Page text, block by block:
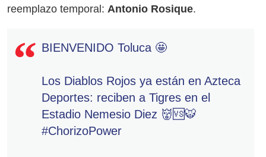
reemplazo temporal: Antonio Rosique.
BIENVENIDO Toluca 🤩
Los Diablos Rojos ya están en Azteca
Deportes: reciben a Tigres en el
Estadio Nemesio Diez 👹🆚🐯
#ChorizoPower